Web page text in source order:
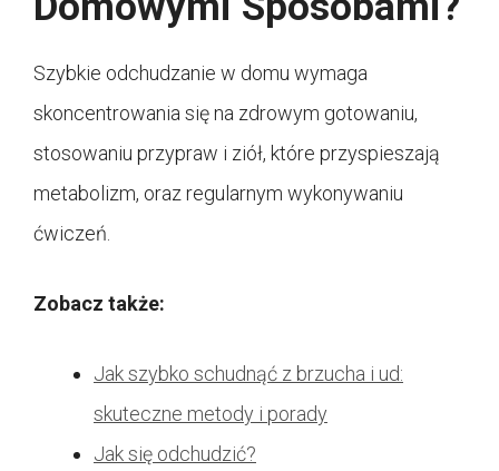
Szybkie odchudzanie w domu wymaga
skoncentrowania się na zdrowym gotowaniu,
stosowaniu przypraw i ziół, które przyspieszają
metabolizm, oraz regularnym wykonywaniu
ćwiczeń.
Zobacz także:
Jak szybko schudnąć z brzucha i ud:
skuteczne metody i porady
Jak się odchudzić?